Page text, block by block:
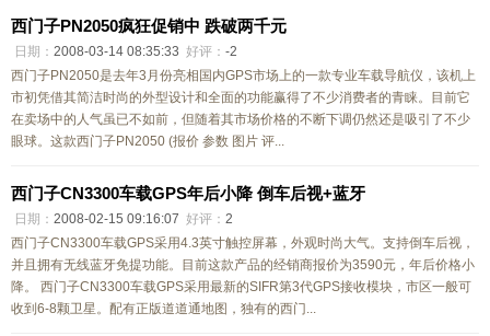
西门子PN2050疯狂促销中 跌破两千元
日期： 2008-03-14 08:35:33 好评： -2
西门子PN2050是去年3月份亮相国内GPS市场上的一款专业车载导航仪，该机上
市初凭借其简洁时尚的外型设计和全面的功能赢得了不少消费者的青睐。目前它
在卖场中的人气虽已不如前，但随着其市场价格的不断下调仍然还是吸引了不少
眼球。这款西门子PN2050 (报价 参数 图片 评...
西门子CN3300车载GPS年后小降 倒车后视+蓝牙
日期： 2008-02-15 09:16:07 好评： 2
西门子CN3300车载GPS采用4.3英寸触控屏幕，外观时尚大气。支持倒车后视，
并且拥有无线蓝牙免提功能。目前这款产品的经销商报价为3590元，年后价格小
降。 西门子CN3300车载GPS采用最新的SIFR第3代GPS接收模块，市区一般可
收到6-8颗卫星。配有正版道道通地图，独有的西门...